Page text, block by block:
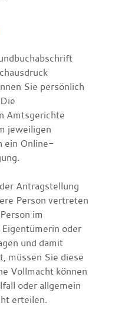
Sie persönlich
Amtsgerichte
jeweiligen
ein Online-
Antragstellung
Person vertreten
im
oder
und damit
müssen Sie diese
Vollmacht können
oder allgemein
erteilen.